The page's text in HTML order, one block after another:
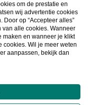
om de prestatie en
wij advertentie cookies
op “Accepteer alles”
van alle cookies. Wanneer
maken en wanneer je klikt
cookies. Wil je meer weten
aanpassen, bekijk dan